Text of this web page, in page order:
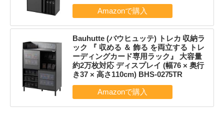
Bauhutte (バウヒュッテ) トレカ 収納ラ
ック 『 収める ＆ 飾る を両立する トレ
ーディングカード専用ラック』 大容量
約2万枚対応 ディスプレイ (幅76 × 奥行
き37 × 高さ110cm) BHS-0275TR